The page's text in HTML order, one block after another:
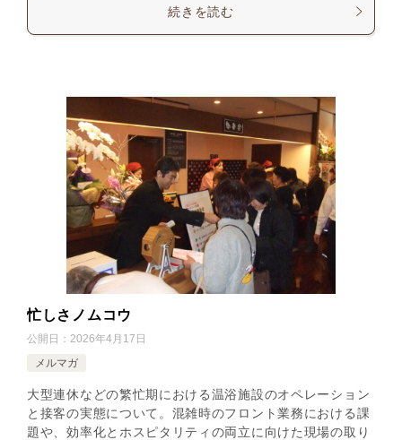
続きを読む
忙しさノムコウ
公開日： 2026年4月17日
メルマガ
大型連休などの繁忙期における温浴施設のオペレーション
と接客の実態について。混雑時のフロント業務における課
題や、効率化とホスピタリティの両立に向けた現場の取り